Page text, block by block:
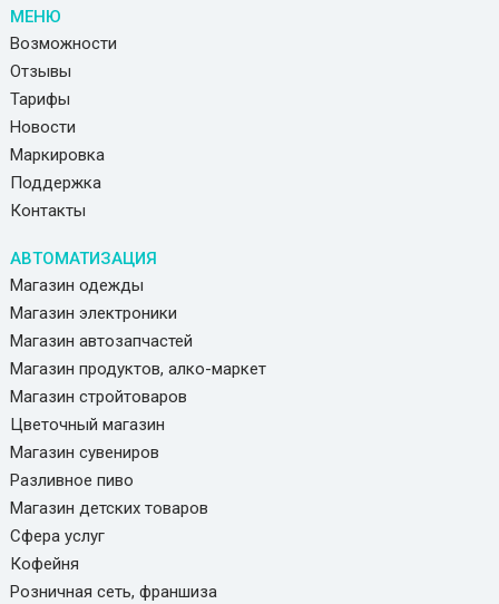
МЕНЮ
Возможности
Отзывы
Тарифы
Новости
Маркировка
Поддержка
Контакты
АВТОМАТИЗАЦИЯ
Магазин одежды
Магазин электроники
Магазин автозапчастей
Магазин продуктов, алко-маркет
Магазин стройтоваров
Цветочный магазин
Магазин сувениров
Разливное пиво
Магазин детских товаров
Сфера услуг
Кофейня
Розничная сеть, франшиза